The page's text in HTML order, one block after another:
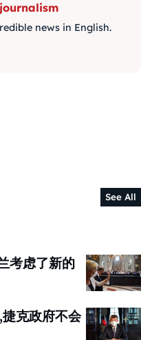
news in English.
See All
考虑了新的
克政府不会